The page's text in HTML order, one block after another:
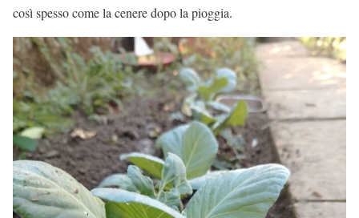
così spesso come la cenere dopo la pioggia.